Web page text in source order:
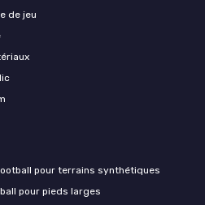
de jeu
pour terrains synthétiques
pour pieds larges